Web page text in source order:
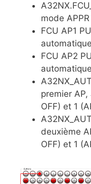
mode APPR
FCU AP1
FCU AP2
premier
OFF) et 1
deuxième
OFF) et 1